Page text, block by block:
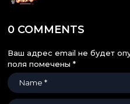
0 COMMENTS
Ваш адрес email не будет
поля помечены *